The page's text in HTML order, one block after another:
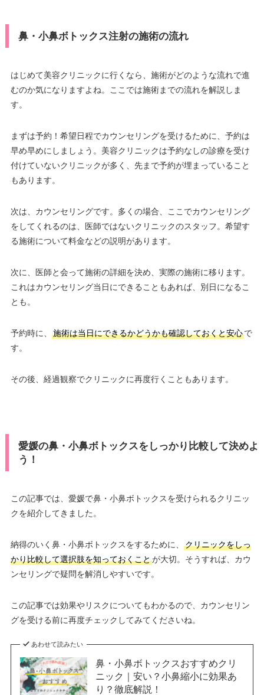
鼻・小鼻ボトックス注射の施術の流れ
はじめて美容クリニックに行くなら、施術がどのような流れで進
むのか気になりますよね。ここでは施術までの流れを解説しま
す。
まずは予約！希望日程でカウンセリングを受けるために、予約は
早め早めにしましょう。美容クリニックは予約なしの診療を受け
付けていないクリニックが多く、先まで予約が埋まっていること
もあります。
次は、カウンセリングです。多くの場合、ここでカウンセリング
をしてくれるのは、医師ではないクリニックのスタッフ。希望す
る施術について料金などの説明があります。
次に、医師と会って施術の詳細を決め、実際の施術に移ります。
これはカウンセリング当日にできることもあれば、別日になるこ
とも。
予約時に、 施術は当日にできるかどうかも確認しておくと安心で
す。
その後、経過観察でクリニックに再度行くこともあります。
愛媛の鼻・小鼻ボトックスをしっかり比較して決めよ
う！
この記事では、愛媛で鼻・小鼻ボトックスを受けられるクリニッ
クを紹介してきました。
納得のいく鼻・小鼻ボトックスをするために、
クリニックをしっ
かり比較して選択肢を知っておくことが大切。そうすれば、カウ
ンセリングで疑問を解消しやすいです。
この記事では効果やリスクについてもわかるので、カウンセリン
グを受ける前に再度チェックしてみてくださいね。
あわせて読みたい
鼻・小鼻ボトックスおすすめクリ
ニック｜安い？小鼻縮小に効果あ
り？徹底解説！